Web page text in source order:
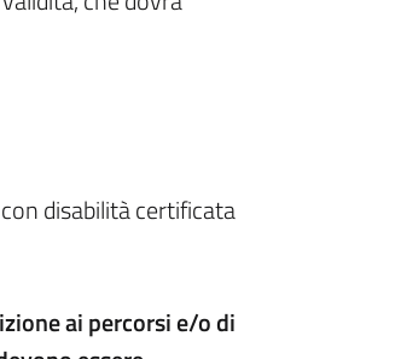
disabilità certificata
ai percorsi e/o di